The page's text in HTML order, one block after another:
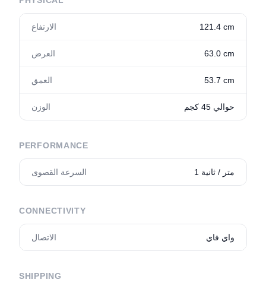
الارتفاع 121.4 cm
العرض 63.0 cm
العمق 53.7 cm
الوزن حوالي 45 كجم
PERFORMANCE
السرعة القصوى 1 متر / ثانية
CONNECTIVITY
الاتصال واي فاي
SHIPPING